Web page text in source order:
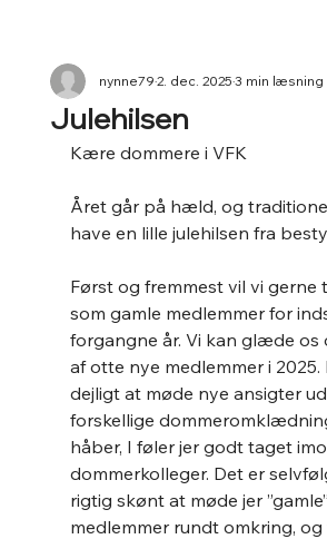
Julehilsen
nynne792. dec. 20253 min læsning
Kære dommere i VFK
Året går på hæld, og
have en lille julehilsen fra
Først og fremmest vil vi gerne
som gamle medlemmer for
forgangne år. Vi kan glæde os
af otte nye medlemmer i 2025.
dejligt at møde nye ansigter
forskellige
håber, I føler jer godt taget
dommerkolleger. Det er
rigtig skønt at møde jer ”gamle”
medlemmer rundt omkring, og